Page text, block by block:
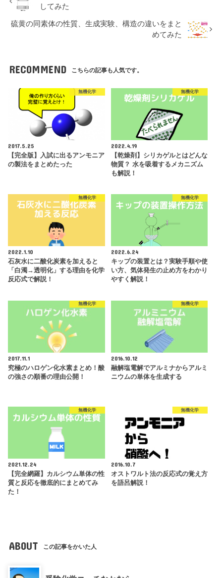
してみた
硫黄の同素体の性質、生成実験、構造の違いをまと
めてみた
RECOMMEND こちらの記事も人気です。
無機化学
2017.5.25
【完全版】入試に出るアンモニア
の製法をまとめたった
無機化学
2022.4.19
【乾燥剤】シリカゲルとはどんな
物質？ 水を吸着するメカニズム
も解説！
無機化学
2022.1.10
石灰水に二酸化炭素を加えると
「白濁→透明化」する理由を化学
反応式で解説！
無機化学
2022.6.24
キップの装置とは？実験手順や使
い方、気体発生の止め方をわかり
やすく解説！
無機化学
2017.11.1
究極のハロゲン化水素まとめ！酸
の強さの順番の理由公開！
無機化学
2016.10.12
融解塩電解でアルミナからアルミ
ニウムの単体を生成する
無機化学
2021.12.24
【完全網羅】カルシウム単体の性
質と反応を徹底的にまとめてみ
た！
無機化学
2016.10.7
オストワルト法の反応式の覚え方
を語呂解説！
ABOUT この記事をかいた人